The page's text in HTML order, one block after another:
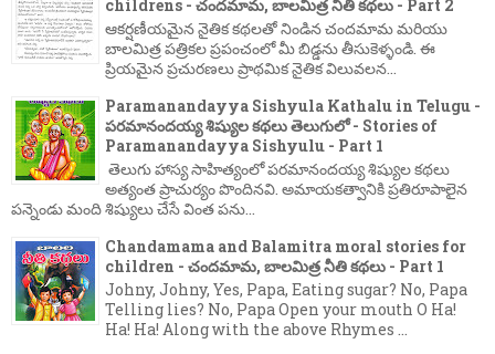
childrens - చందమామ, బాలమిత్ర నీతి కథలు - Part 2
ఆకర్షణీయమైన నైతిక కథలతో నిండిన చందమామ మరియు
బాలమిత్ర పత్రికల ప్రపంచంలో మీ బిడ్డను తీసుకెళ్ళండి. ఈ
ప్రియమైన ప్రచురణలు ప్రాథమిక నైతిక విలువలన...
Paramanandayya Sishyula Kathalu in Telugu -
పరమానందయ్య శిష్యుల కథలు తెలుగులో - Stories of
Paramanandayya Sishyulu - Part 1
తెలుగు హాస్య సాహిత్యంలో పరమానందయ్య శిష్యుల కథలు
అత్యంత ప్రాచుర్యం పొందినవి. అమాయకత్వానికి ప్రతిరూపాలైన
పన్నెండు మంది శిష్యులు చేసే వింత పను...
Chandamama and Balamitra moral stories for
children - చందమామ, బాలమిత్ర నీతి కథలు - Part 1
Johny, Johny, Yes, Papa, Eating sugar? No, Papa
Telling lies? No, Papa Open your mouth O Ha!
Ha! Ha! Along with the above Rhymes ...